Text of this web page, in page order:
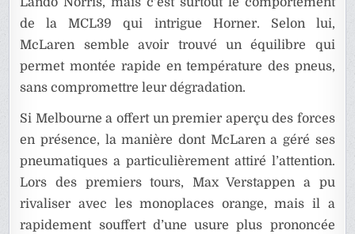
de la MCL39 qui intrigue Horner. Selon lui,
McLaren semble avoir trouvé un équilibre qui
permet montée rapide en température des pneus,
sans compromettre leur dégradation.
Si Melbourne a offert un premier aperçu des forces
en présence, la manière dont McLaren a géré ses
pneumatiques a particulièrement attiré l’attention.
Lors des premiers tours, Max Verstappen a pu
rivaliser avec les monoplaces orange, mais il a
rapidement souffert d’une usure plus prononcée